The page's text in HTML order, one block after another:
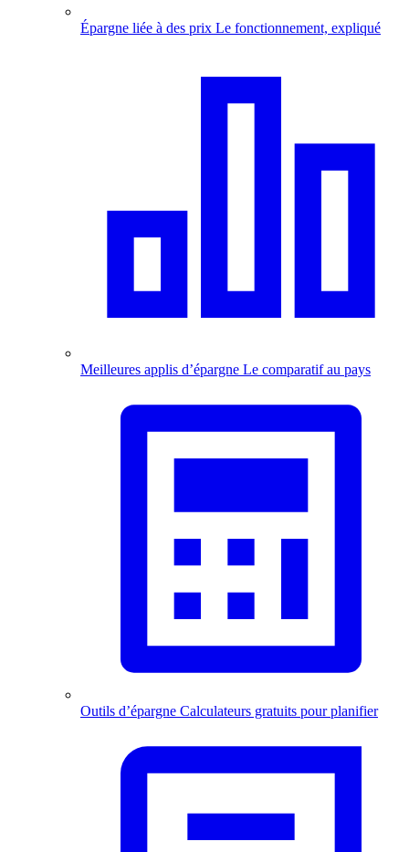
Épargne liée à des prix Le fonctionnement, expliqué
Meilleures applis d’épargne Le comparatif au pays
Outils d’épargne Calculateurs gratuits pour planifier